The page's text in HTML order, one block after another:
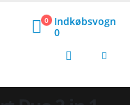
0
Indkøbsvogn
0